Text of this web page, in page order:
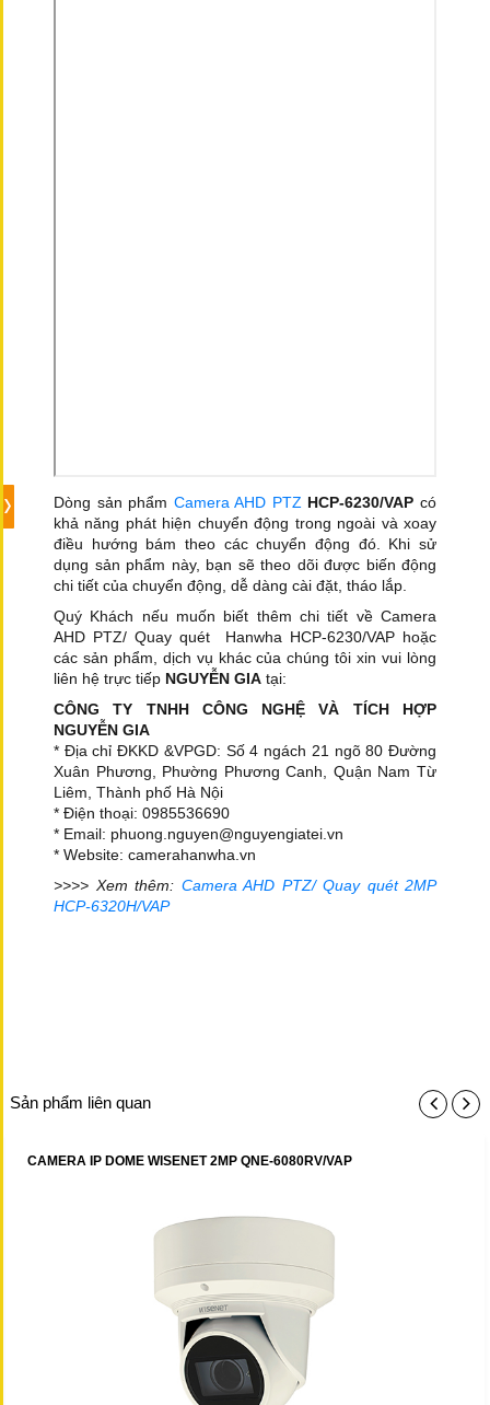
Dòng sản phẩm Camera AHD PTZ HCP-6230/VAP có
khả năng phát hiện chuyển động trong ngoài và xoay
điều hướng bám theo các chuyển động đó. Khi sử
dụng sản phẩm này, bạn sẽ theo dõi được biến động
chi tiết của chuyển động, dễ dàng cài đặt, tháo lắp.
Quý Khách nếu muốn biết thêm chi tiết về Camera
AHD PTZ/ Quay quét Hanwha HCP-6230/VAP hoặc
các sản phẩm, dịch vụ khác của chúng tôi xin vui lòng
liên hệ trực tiếp NGUYỄN GIA tại:
CÔNG TY TNHH CÔNG NGHỆ VÀ TÍCH HỢP
NGUYỄN GIA
* Địa chỉ ĐKKD &VPGD: Số 4 ngách 21 ngõ 80 Đường
Xuân Phương, Phường Phương Canh, Quận Nam Từ
Liêm, Thành phố Hà Nội
* Điện thoại: 0985536690
* Email: phuong.nguyen@nguyengiatei.vn
* Website: camerahanwha.vn
>>>> Xem thêm: Camera AHD PTZ/ Quay quét 2MP
HCP-6320H/VAP
Sản phẩm liên quan
CAMERA IP DOME WISENET 2MP QNE-6080RV/VAP